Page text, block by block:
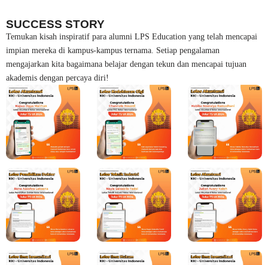
SUCCESS STORY
Temukan kisah inspiratif para alumni LPS Education yang telah mencapai
impian mereka di kampus-kampus ternama. Setiap pengalaman
mengajarkan kita bagaimana belajar dengan tekun dan mencapai tujuan
akademis dengan percaya diri!